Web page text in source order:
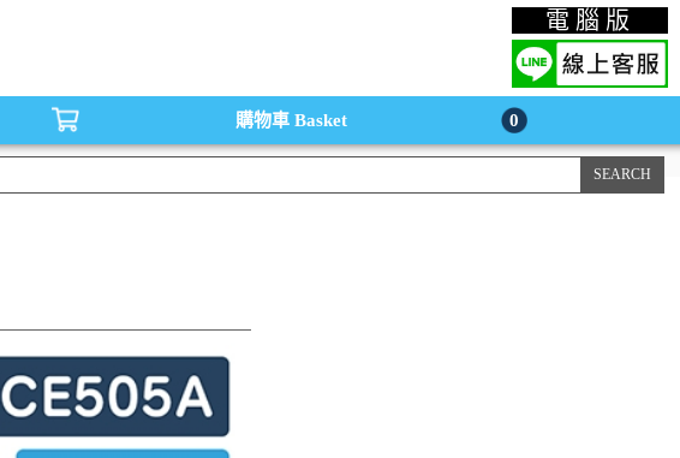
列印倉庫線上購物手機版 電腦版
購物車 Basket 0